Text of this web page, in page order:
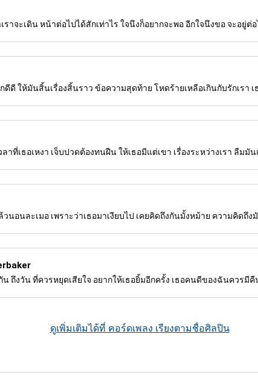
าจะเดิน หน้าต่อไปได้สักเท่าไร ใจนึงก็อยากจะพอ อีกใจนึงขอ จะอยู่ต่อไ
ให้มันสิ้นเรื่องสิ้นราว ข้อความสุดท้าย โหดร้ายเหลือเกินกับรักเรา เ
าที่เธอเหงา เจ็บปวดต้องทนฝืน ให้เธอมีแต่เขา เรื่องระหว่างเรา ลืมมั
นอนละเมอ เพราะว่าเธอมาเงียบไป เคยคิดถึงกันมั้งหม้าย ความคิดถึ
ถึงวัน ที่ควรหยุดเสียใจ อยากให้เธอยิ้มอีกครั้ง เธอคนดีของฉันควรมี
ดูเพิ่มเติมได้ที่ คอร์ดเพลง เรียงตามชื่อศิลปิน